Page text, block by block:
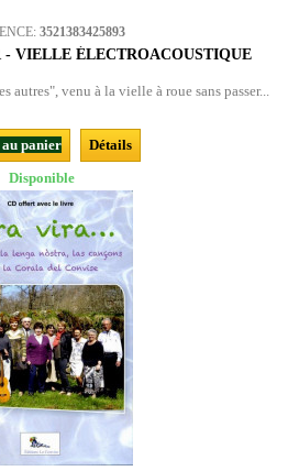
3521383425893
VIELLE ÉLECTROACOUSTIQUE
autres", venu à la vielle à roue sans passer...
panier
Détails
Disponible